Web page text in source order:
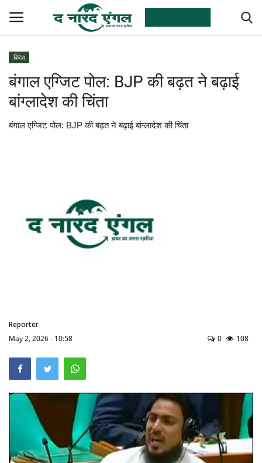
देश
विदेश
राजनीति
English hindi
विदेश
बंगाल एग्जिट पोल: BJP की बढ़त ने बढ़ाई
बांग्लादेश की चिंता
बंगाल एग्जिट पोल: BJP की बढ़त ने बढ़ाई बांग्लादेश की चिंता
Reporter
May 2, 2026 - 10:58
0 108